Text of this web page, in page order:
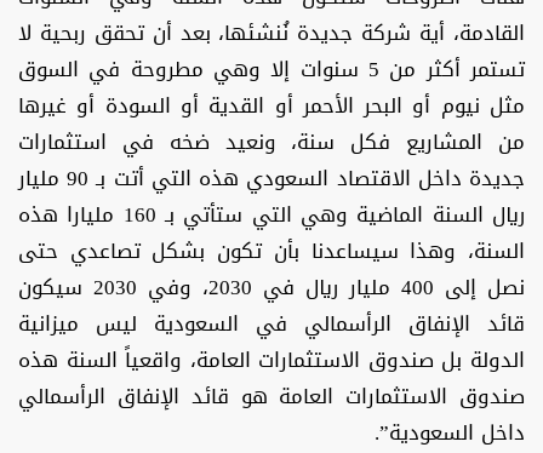
القادمة، أية شركة جديدة نُنشئها، بعد أن تحقق ربحية لا
تستمر أكثر من 5 سنوات إلا وهي مطروحة في السوق
مثل نيوم أو البحر الأحمر أو القدية أو السودة أو غيرها
من المشاريع فكل سنة، ونعيد ضخه في استثمارات
جديدة داخل الاقتصاد السعودي هذه التي أتت بـ 90 مليار
ريال السنة الماضية وهي التي ستأتي بـ 160 مليارا هذه
السنة، وهذا سيساعدنا بأن تكون بشكل تصاعدي حتى
نصل إلى 400 مليار ريال في 2030، وفي 2030 سيكون
قائد الإنفاق الرأسمالي في السعودية ليس ميزانية
الدولة بل صندوق الاستثمارات العامة، واقعياً السنة هذه
صندوق الاستثمارات العامة هو قائد الإنفاق الرأسمالي
داخل السعودية”.